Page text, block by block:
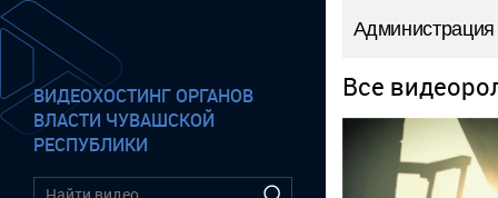
ВИДЕОХОСТИНГ ОРГАНОВ
ВЛАСТИ ЧУВАШСКОЙ
РЕСПУБЛИКИ
Администрация
Все